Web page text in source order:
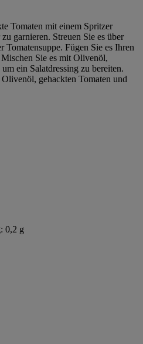
Tomaten mit einem Spritzer
garnieren. Streuen Sie es über
Tomatensuppe. Fügen Sie es Ihren
Sie es mit Olivenöl,
ein Salatdressing zu bereiten.
gehackten Tomaten und
0,2 g